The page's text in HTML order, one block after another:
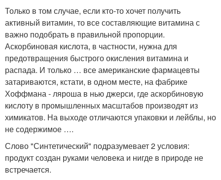
Только в том случае, если кто-то хочет получить
активный витамин, то все составляющие витамина с
важно подобрать в правильной пропорции.
Аскорбиновая кислота, в частности, нужна для
предотвращения быстрого окисления витамина и
распада. И только … все американские фармацевты
затариваются, кстати, в одном месте, на фабрике
Хоффмана - ляроша в нью джерси, где аскорбиновую
кислоту в промышленных масштабов производят из
химикатов. На выходе отличаются упаковки и лейблы, но
не содержимое ….
Слово "Синтетический" подразумевает 2 условия:
продукт создан руками человека и нигде в природе не
встречается.